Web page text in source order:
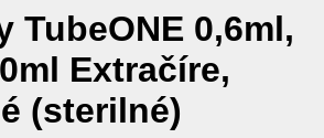
TubeONE 0,6ml,
Extračíre,
(sterilné)